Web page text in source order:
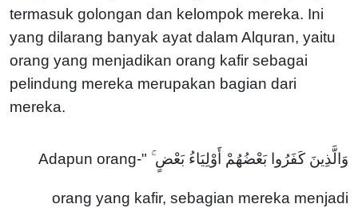
termasuk golongan dan kelompok mereka. Ini
yang dilarang banyak ayat dalam Alquran, yaitu
orang yang menjadikan orang kafir sebagai
pelindung mereka merupakan bagian dari
mereka.
وَالَّذِينَ كَفَرُوا بَعْضُهُمْ أَوْلِيَاءُ بَعْضٍ ۚ "Adapun orang-
orang yang kafir, sebagian mereka menjadi